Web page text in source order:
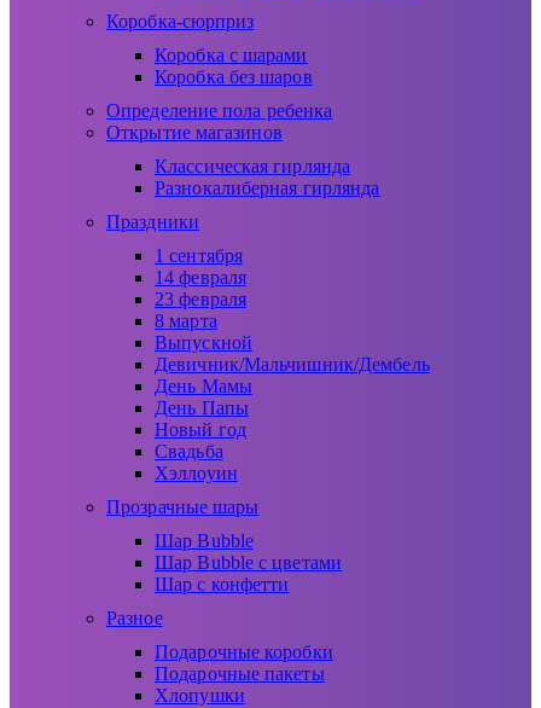
Коробка-сюрприз
Коробка с шарами
Коробка без шаров
Определение пола ребенка
Открытие магазинов
Классическая гирлянда
Разнокалиберная гирлянда
Праздники
1 сентября
14 февраля
23 февраля
8 марта
Выпускной
Девичник/Мальчишник/Дембель
День Мамы
День Папы
Новый год
Свадьба
Хэллоуин
Прозрачные шары
Шар Bubble
Шар Bubble с цветами
Шар с конфетти
Разное
Подарочные коробки
Подарочные пакеты
Хлопушки